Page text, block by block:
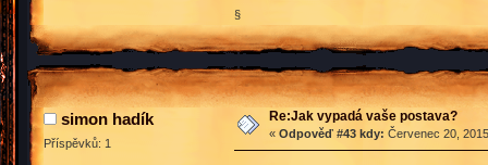
§
simon hadík
Příspěvků: 1
Re:Jak vypadá vaše postava?
« Odpověď #43 kdy: Červenec 20,